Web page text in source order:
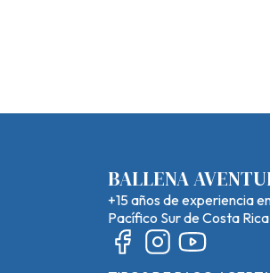
BALLENA
+15 años de experiencia
Pacífico Sur de Costa